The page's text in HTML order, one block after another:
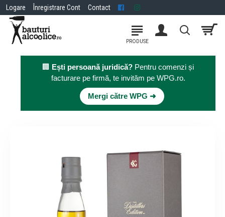
Logare Înregistrare Cont Contact
🏢 Ești persoană juridică? Pentru comenzi și
facturare pe firmă, te invităm pe WPG.ro.
Mergi către WPG ➜